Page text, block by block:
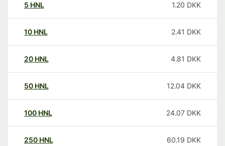
5 HNL 1.20 DKK
10 HNL 2.41 DKK
20 HNL 4.81 DKK
50 HNL 12.04 DKK
100 HNL 24.07 DKK
250 HNL 60.19 DKK